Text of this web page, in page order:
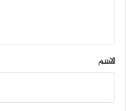
*
الاسم